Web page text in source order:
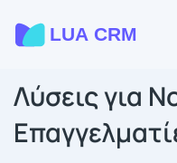
Λύσεις για